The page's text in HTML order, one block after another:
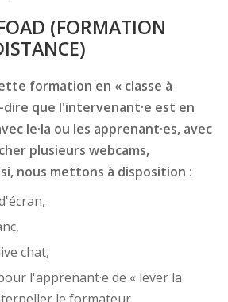
(FORMATION
formation en « classe à
dire que l'intervenant·e est en
le·la ou les apprenant·es, avec
plusieurs webcams,
nous mettons à disposition :
chat,
l'apprenant·e de « lever la